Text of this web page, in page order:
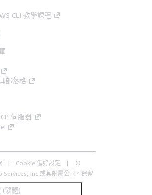
CLI 教學課程
部落格
伺服器
Cookie 偏好設定
©
Services, Inc.或其附屬公司。保留
(繁體)